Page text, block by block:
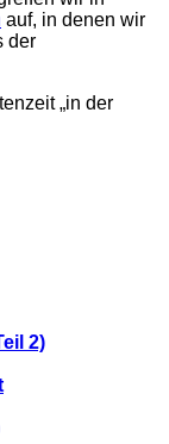
auf, in denen wir
der
„in der
2)